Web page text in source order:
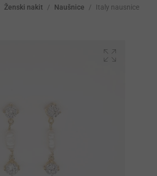
Ženski nakit / Naušnice / Italy nausnice